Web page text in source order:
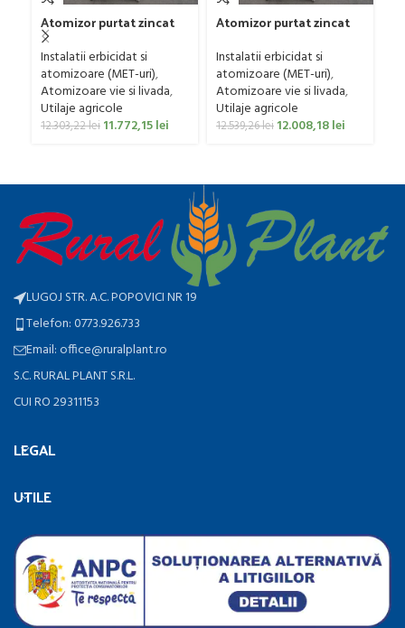
Atomizor purtat zincat
pentru vie si livada
Bufer, model Ronda,
300 litri
Instalatii erbicidat si
atomizoare (MET-uri),
Atomizoare vie si livada,
Utilaje agricole
12.303,22lei 11.772,15lei
Atomizor purtat zincat
Bufer, model Ronda,
400 litri
Instalatii erbicidat si
atomizoare (MET-uri),
Atomizoare vie si livada,
Utilaje agricole
12.539,26lei 12.008,18lei
LUGOJ STR. A.C. POPOVICI NR 19
Telefon: 0773.926.733
Email: office@ruralplant.ro
S.C. RURAL PLANT S.R.L.
CUI RO 29311153
LEGAL
UTILE